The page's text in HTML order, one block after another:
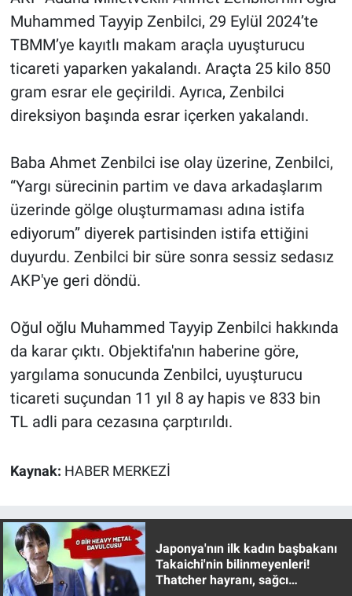
Muhammed Tayyip Zenbilci, 29 Eylül 2024’te
TBMM’ye kayıtlı makam araçla uyuşturucu
ticareti yaparken yakalandı. Araçta 25 kilo 850
gram esrar ele geçirildi. Ayrıca, Zenbilci
direksiyon başında esrar içerken yakalandı.
Baba Ahmet Zenbilci ise olay üzerine, Zenbilci,
“Yargı sürecinin partim ve dava arkadaşlarım
üzerinde gölge oluşturmaması adına istifa
ediyorum” diyerek partisinden istifa ettiğini
duyurdu. Zenbilci bir süre sonra sessiz sedasız
AKP'ye geri döndü.
Oğul oğlu Muhammed Tayyip Zenbilci hakkında
da karar çıktı. Objektifa'nın haberine göre,
yargılama sonucunda Zenbilci, uyuşturucu
ticareti suçundan 11 yıl 8 ay hapis ve 833 bin
TL adli para cezasına çarptırıldı.
Kaynak: HABER MERKEZİ
Japonya'nın ilk kadın başbakanı
Takaichi'nin bilinmeyenleri!
Thatcher hayranı, sağcı
İlan
Kimdir
Koronavirüs
Ne demişti
Nedir
Popüler
Spor
Teknoloji
Türkiye'nin Geleceği
Yerel Gündem
Yerel Yaşam